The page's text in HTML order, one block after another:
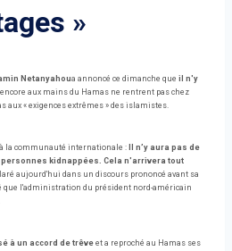
»
Netanyahoua annoncé ce dimanche que il n'y
aux mains du Hamas ne rentrent pas chez
aux « exigences extrêmes » des islamistes.
la communauté internationale :
Il n’y aura pas de
kidnappées. Cela n'arrivera tout
aujourd'hui dans un discours prononcé avant sa
que l'administration du président nord-américain
à un accord de trêve et a reproché au Hamas ses